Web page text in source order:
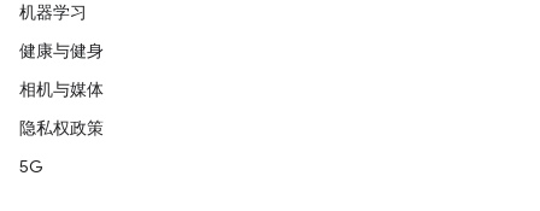
机器学习
健康与健身
相机与媒体
隐私权政策
5G